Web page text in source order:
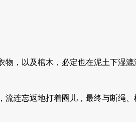
，以及棺木，必定也在泥土下湿
忘返地打着圈儿，最终与断绳